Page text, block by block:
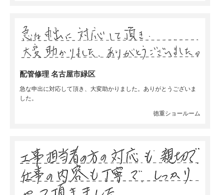
配管修理 名古屋市緑区
急な申出に対応して頂き、大変助かりました。ありがとうございま
した。
徳重ショールーム